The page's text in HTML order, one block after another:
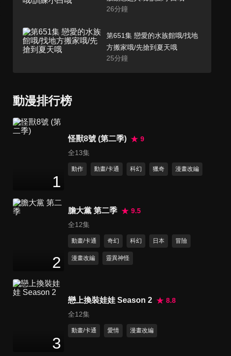
26分鐘
第651集 戀愛的水族館哦/找地
方搬家哦/先搶到夏天哦
25分鐘
第653集 很早就起床了哦/好癢
的惱人蟲哦/防衛隊的手冊哦
24分鐘
在縫縫裡哦/夏天的回家之路
26分鐘
煩事哦
25分鐘
第657集 春日部狼人哦/來洗窗
動漫排行榜
1
怪獸8號 (第二季)
9
全13集
動作 動畫/卡通 科幻 獵奇 漫畫改編
2
膽大黨 第二季
9.5
全12集
動畫/卡通 奇幻 科幻 日本 冒險
漫畫改編 靈異神怪
3
戀上換裝娃娃 Season 2
8.8
全12集
動畫/卡通 愛情 漫畫改編